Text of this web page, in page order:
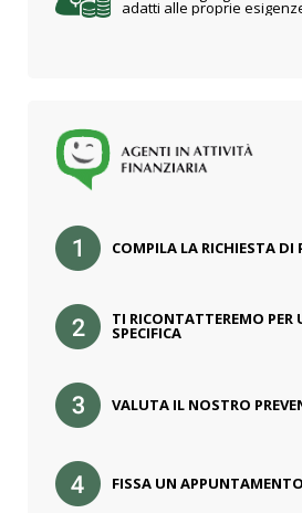
adatti alle proprie
COMPILA LA RICHIESTA DI
TI RICONTATTEREMO PER
SPECIFICA
VALUTA IL NOSTRO
FISSA UN APPUNTAMENTO